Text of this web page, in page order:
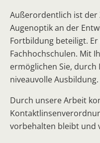
Außerordentlich ist
Augenoptik an der
Fortbildung beteiligt.
Fachhochschulen. Mit
ermöglichen Sie,
niveauvolle Ausbildung.
Durch unsere Arbeit
vorbehalten bleibt und